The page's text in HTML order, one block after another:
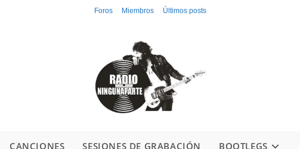
Foros Miembros Últimos posts
CANCIONES SESIONES DE GRABACIÓN BOOTLEGS